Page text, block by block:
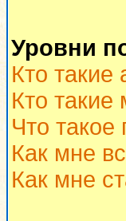
Уровни
Кто такие
Кто
Что такое
Как мне
Как мне